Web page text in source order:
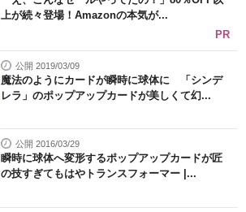
上が続々登場！Amazonの本気が...
PR
公開 2019/03/09
魔法のようにカードが瞬時に球体に 「シンデ
レラ」のポップアップカードが美しくて幻...
公開 2016/03/29
瞬時に球体へ変形するポップアップカードが匠
の技すぎてもはやトランスフォーマー |...